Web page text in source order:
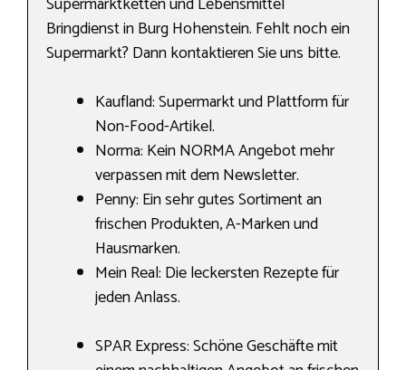
Bringdienst in Burg Hohenstein. Fehlt noch ein
Supermarkt? Dann kontaktieren Sie uns bitte.
Kaufland: Supermarkt und Plattform für
Non-Food-Artikel.
Norma: Kein NORMA Angebot mehr
verpassen mit dem Newsletter.
Penny: Ein sehr gutes Sortiment an
frischen Produkten, A-Marken und
Hausmarken.
Mein Real: Die leckersten Rezepte für
jeden Anlass.
SPAR Express: Schöne Geschäfte mit